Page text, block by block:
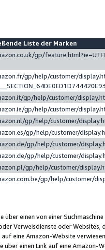
Liste der Marken
gp/
gp/help/customer/
gp/help/customer/
gp/help/customer/
gp/help/customer/
gp/help/customer/
gp/help/customer/
gp/help/customer/
gp/help/customer/
gp/help/customer/
über einen von einer
Verweisdienste oder Websites,
eine Amazon-Website
über einen Link auf eine